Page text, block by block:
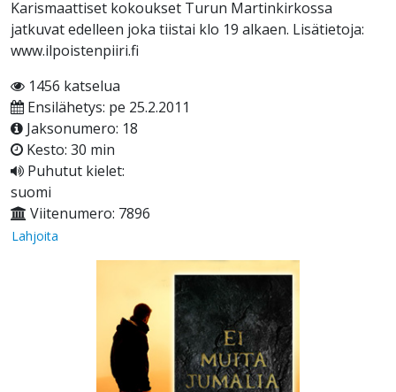
Karismaattiset kokoukset Turun Martinkirkossa
jatkuvat edelleen joka tiistai klo 19 alkaen. Lisätietoja:
www.ilpoistenpiiri.fi
1456 katselua
Ensilähetys: pe 25.2.2011
Jaksonumero: 18
Kesto: 30 min
Puhutut kielet:
suomi
Viitenumero: 7896
Lahjoita